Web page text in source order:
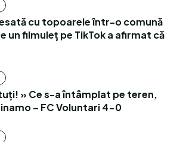
cu topoarele într-o comună
un filmuleț pe TikTok a afirmat că
» Ce s-a întâmplat pe teren,
– FC Voluntari 4-0